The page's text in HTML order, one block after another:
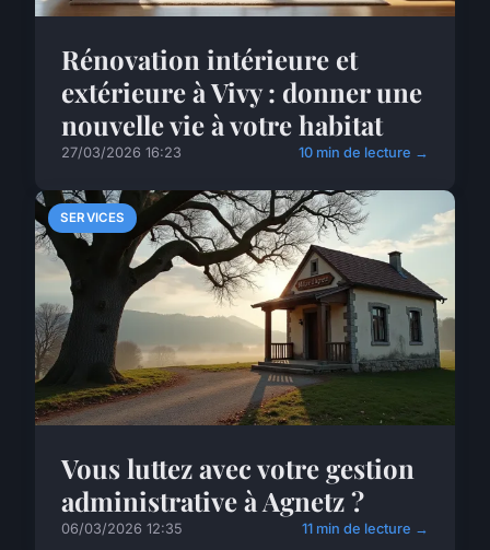
Rénovation intérieure et
extérieure à Vivy : donner une
nouvelle vie à votre habitat
27/03/2026 16:23 10 min de lecture →
SERVICES
Vous luttez avec votre gestion
administrative à Agnetz ?
06/03/2026 12:35 11 min de lecture →